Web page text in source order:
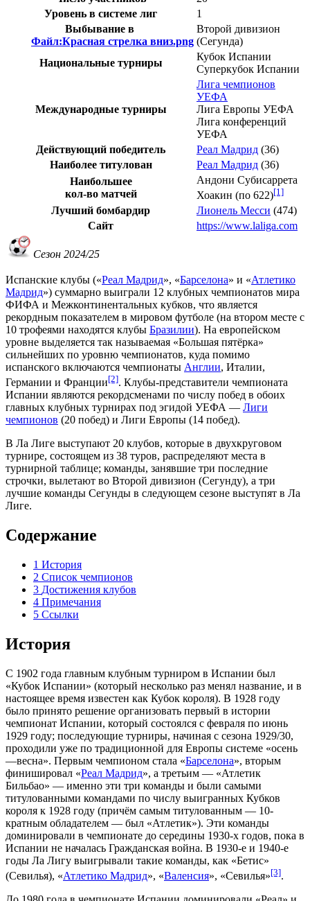
Уровень в системе лиг
1
Выбывание в
Файл:Красная стрелка вниз.png
Второй дивизион
(Сегунда)
Национальные турниры
Кубок Испании
Суперкубок Испании
Международные турниры
Лига чемпионов
УЕФА
Лига Европы УЕФА
Лига конференций
УЕФА
Действующий победитель
Реал Мадрид (36)
Наиболее титулован
Реал Мадрид (36)
Наибольшее
кол-во матчей
Андони Субисаррета
Хоакин (по 622)[1]
Лучший бомбардир Лионель Месси (474)
Сайт
https://www.laliga.com
Сезон 2024/25
Испанские клубы («Реал Мадрид», «Барселона» и «Атлетико
Мадрид») суммарно выиграли 12 клубных чемпионатов мира
ФИФА и Межконтинентальных кубков, что является
рекордным показателем в мировом футболе (на втором месте с
10 трофеями находятся клубы Бразилии). На европейском
уровне выделяется так называемая «Большая пятёрка»
сильнейших по уровню чемпионатов, куда помимо
испанского включаются чемпионаты Англии, Италии,
Германии и Франции[2]. Клубы-представители чемпионата
Испании являются рекордсменами по числу побед в обоих
главных клубных турнирах под эгидой УЕФА — Лиги
чемпионов (20 побед) и Лиги Европы (14 побед).
В Ла Лиге выступают 20 клубов, которые в двухкруговом
турнире, состоящем из 38 туров, распределяют места в
турнирной таблице; команды, занявшие три последние
строчки, вылетают во Второй дивизион (Сегунду), а три
лучшие команды Сегунды в следующем сезоне выступят в Ла
Лиге.
Содержание
1 История
2 Список чемпионов
3 Достижения клубов
4 Примечания
5 Ссылки
История
С 1902 года главным клубным турниром в Испании был
«Кубок Испании» (который несколько раз менял название, и в
настоящее время известен как Кубок короля). В 1928 году
было принято решение организовать первый в истории
чемпионат Испании, который состоялся с февраля по июнь
1929 году; последующие турниры, начиная с сезона 1929/30,
проходили уже по традиционной для Европы системе «осень
—весна». Первым чемпионом стала «Барселона», вторым
финишировал «Реал Мадрид», а третьим — «Атлетик
Бильбао» — именно эти три команды и были самыми
титулованными командами по числу выигранных Кубков
короля к 1928 году (причём самым титулованным — 10-
кратным обладателем — был «Атлетик»). Эти команды
доминировали в чемпионате до середины 1930-х годов, пока в
Испании не началась Гражданская война. В 1930-е и 1940-е
годы Ла Лигу выигрывали такие команды, как «Бетис»
(Севилья), «Атлетико Мадрид», «Валенсия», «Севилья»[3].